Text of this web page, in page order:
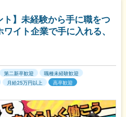
ト】未経験から手に職をつ
イト企業で手に入れる、
第二新卒歓迎
職種未経験歓迎
月給25万円以上 高卒歓迎